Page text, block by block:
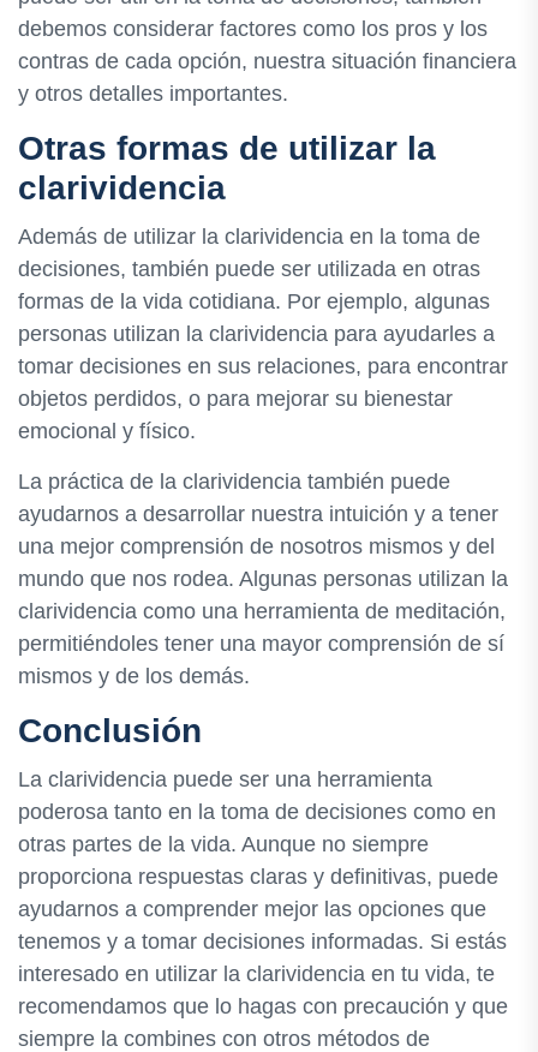
debemos considerar factores como los pros y los
contras de cada opción, nuestra situación financiera
y otros detalles importantes.
Otras formas de utilizar la
clarividencia
Además de utilizar la clarividencia en la toma de
decisiones, también puede ser utilizada en otras
formas de la vida cotidiana. Por ejemplo, algunas
personas utilizan la clarividencia para ayudarles a
tomar decisiones en sus relaciones, para encontrar
objetos perdidos, o para mejorar su bienestar
emocional y físico.
La práctica de la clarividencia también puede
ayudarnos a desarrollar nuestra intuición y a tener
una mejor comprensión de nosotros mismos y del
mundo que nos rodea. Algunas personas utilizan la
clarividencia como una herramienta de meditación,
permitiéndoles tener una mayor comprensión de sí
mismos y de los demás.
Conclusión
La clarividencia puede ser una herramienta
poderosa tanto en la toma de decisiones como en
otras partes de la vida. Aunque no siempre
proporciona respuestas claras y definitivas, puede
ayudarnos a comprender mejor las opciones que
tenemos y a tomar decisiones informadas. Si estás
interesado en utilizar la clarividencia en tu vida, te
recomendamos que lo hagas con precaución y que
siempre la combines con otros métodos de